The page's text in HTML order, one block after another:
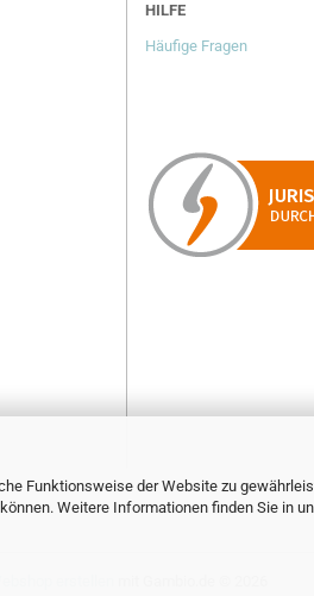
Funktionsweise der Website zu
Weitere Informationen finden Sie in
HILFE
Häufige Fragen